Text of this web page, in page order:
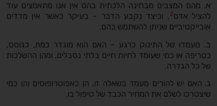
א. מהם המצבים מבחינה הלכתית בהם אין אנו מתאמצים עוד
להציל אדם 2, וכיצד נקבע הדבר – בעיקר כאשר אין מדדים
אובייקטיביים שניתן להשתמש בהם.
ב. מעמדו של התינוק כרגע – האם הוא מוגדר כמת, כגוסס,
כטריפה או כמי שעומד לחיות חיים בלתי נסבלים, ומהן ההשלכות
של כל הגדרה.
ג. האם יש להורים מעמד בשאלה זו, הן כאפוטרופוסים והן כמי
שיצטרכו לשלם את המחיר הכבד של טיפול בו.